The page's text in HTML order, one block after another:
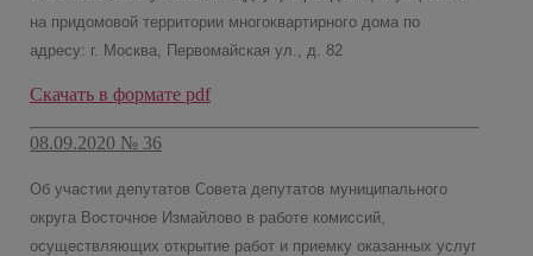
на придомовой территории многоквартирного дома по
адресу: г. Москва, Первомайская ул., д. 82
Скачать в формате pdf
08.09.2020 № 36
Об участии депутатов Совета депутатов муниципального
округа Восточное Измайлово в работе комиссий,
осуществляющих открытие работ и приемку оказанных услуг